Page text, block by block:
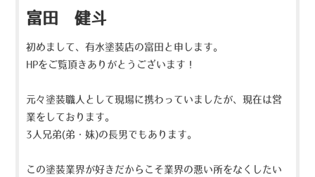
富田 健斗
初めまして、有水塗装店の富田と申します。
HPをご覧頂きありがとうございます！
元々塗装職人として現場に携わっていましたが、現在は営
業をしております。
3人兄弟(弟・妹)の長男でもあります。
この塗装業界が好きだからこそ業界の悪い所をなくしたい